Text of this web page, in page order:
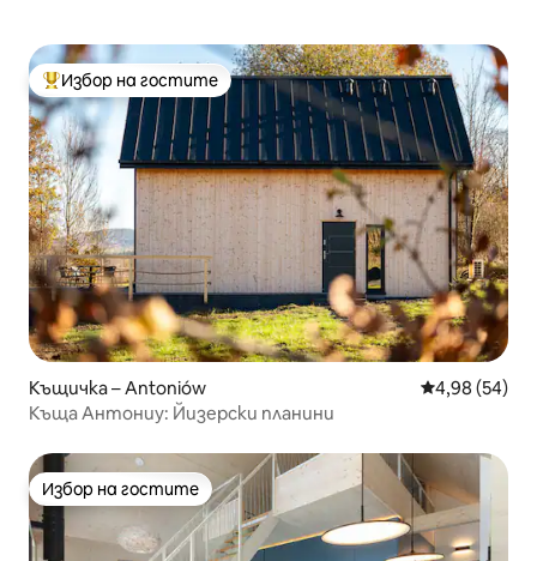
Най-популярен избор на гостите
Избор на гостите
Къщичка – Antoniów Средна
4,98 (54)
Къща Антониу: Йизерски планини
Избор на гостите
Избор на гостите